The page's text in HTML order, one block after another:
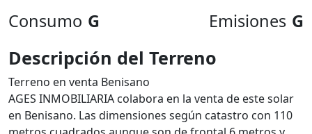
Consumo G Emisiones G
Descripción del Terreno
Terreno en venta Benisano
AGES INMOBILIARIA colabora en la venta de este solar
en Benisano. Las dimensiones según catastro con 110